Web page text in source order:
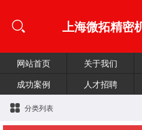
上海微拓精密
网站首页 关于我们
成功案例
人才招聘
分类列表